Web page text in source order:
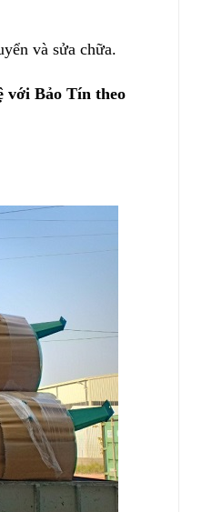
và sửa chữa.
với Bảo Tín theo